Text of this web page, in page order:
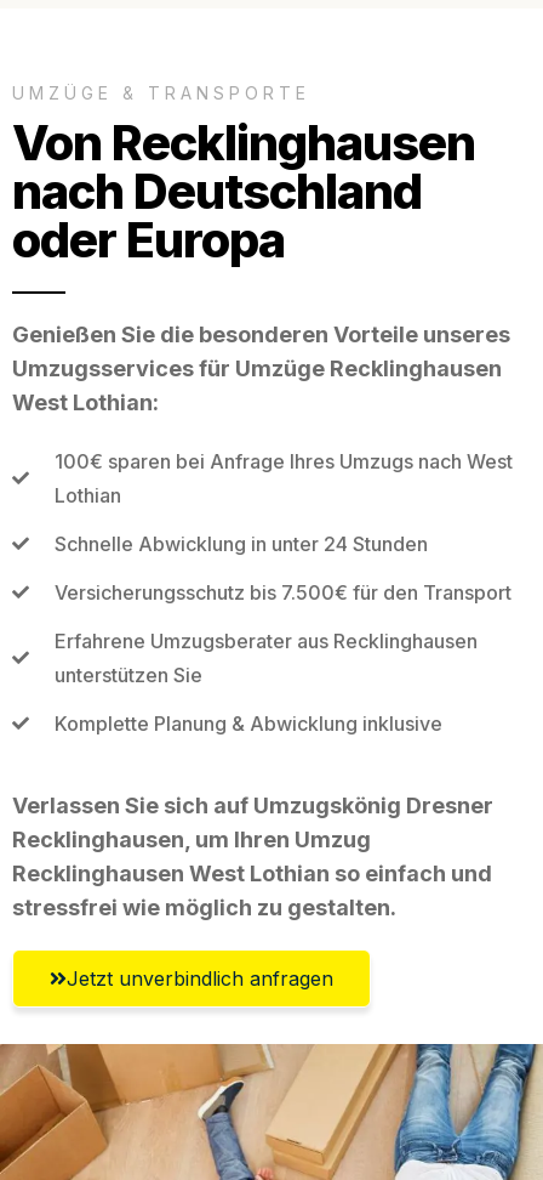
UMZÜGE & TRANSPORTE
Von Recklinghausen
nach Deutschland
oder Europa
Genießen Sie die besonderen Vorteile unseres
Umzugsservices für Umzüge Recklinghausen
West Lothian:
100€ sparen bei Anfrage Ihres Umzugs nach West
Lothian
Schnelle Abwicklung in unter 24 Stunden
Versicherungsschutz bis 7.500€ für den Transport
Erfahrene Umzugsberater aus Recklinghausen
unterstützen Sie
Komplette Planung & Abwicklung inklusive
Verlassen Sie sich auf Umzugskönig Dresner
Recklinghausen, um Ihren Umzug
Recklinghausen West Lothian so einfach und
stressfrei wie möglich zu gestalten.
Jetzt unverbindlich anfragen